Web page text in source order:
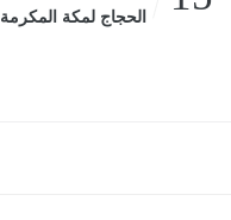
الحجاج لمكة المكرمة